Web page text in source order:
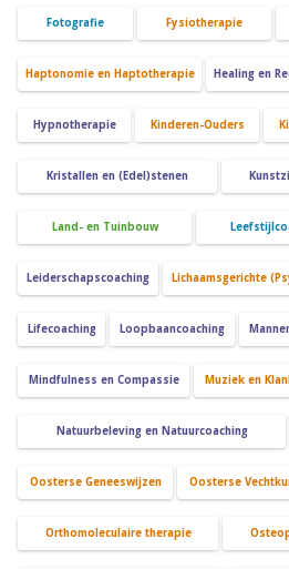
Fotografie Fysiotherapie
Haptonomie en Haptotherapie Healing en
Hypnotherapie Kinderen-Ouders
Kristallen en (Edel)stenen
Land- en Tuinbouw
Leiderschapscoaching Lichaamsgerichte
Lifecoaching Loopbaancoaching
Mindfulness en Compassie Muziek en
Natuurbeleving en Natuurcoaching
Oosterse Geneeswijzen Oosterse
Orthomoleculaire therapie